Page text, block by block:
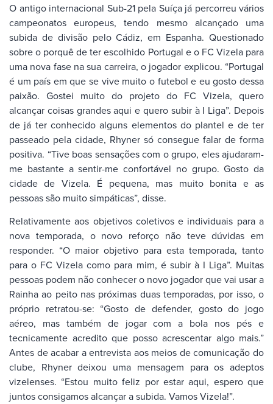
O antigo internacional Sub-21 pela Suíça já percorreu vários
campeonatos europeus, tendo mesmo alcançado uma
subida de divisão pelo Cádiz, em Espanha. Questionado
sobre o porquê de ter escolhido Portugal e o FC Vizela para
uma nova fase na sua carreira, o jogador explicou. “Portugal
é um país em que se vive muito o futebol e eu gosto dessa
paixão. Gostei muito do projeto do FC Vizela, quero
alcançar coisas grandes aqui e quero subir à I Liga”. Depois
de já ter conhecido alguns elementos do plantel e de ter
passeado pela cidade, Rhyner só consegue falar de forma
positiva. “Tive boas sensações com o grupo, eles ajudaram-
me bastante a sentir-me confortável no grupo. Gosto da
cidade de Vizela. É pequena, mas muito bonita e as
pessoas são muito simpáticas”, disse.
Relativamente aos objetivos coletivos e individuais para a
nova temporada, o novo reforço não teve dúvidas em
responder. “O maior objetivo para esta temporada, tanto
para o FC Vizela como para mim, é subir à I Liga”. Muitas
pessoas podem não conhecer o novo jogador que vai usar a
Rainha ao peito nas próximas duas temporadas, por isso, o
próprio retratou-se: “Gosto de defender, gosto do jogo
aéreo, mas também de jogar com a bola nos pés e
tecnicamente acredito que posso acrescentar algo mais.”
Antes de acabar a entrevista aos meios de comunicação do
clube, Rhyner deixou uma mensagem para os adeptos
vizelenses. “Estou muito feliz por estar aqui, espero que
juntos consigamos alcançar a subida. Vamos Vizela!”.